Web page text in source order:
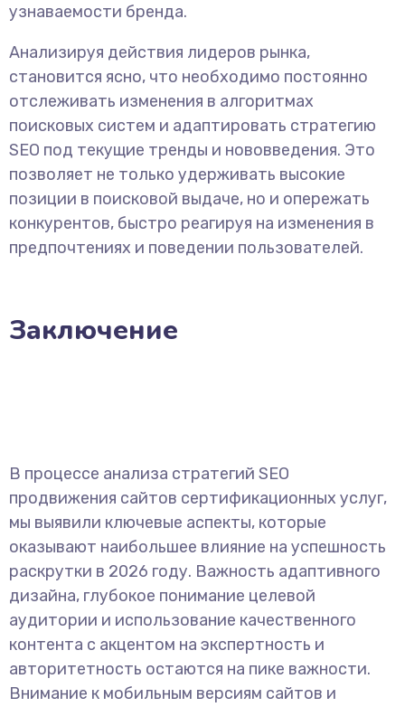
узнаваемости бренда.
Анализируя действия лидеров рынка,
становится ясно, что необходимо постоянно
отслеживать изменения в алгоритмах
поисковых систем и адаптировать стратегию
SEO под текущие тренды и нововведения. Это
позволяет не только удерживать высокие
позиции в поисковой выдаче, но и опережать
конкурентов, быстро реагируя на изменения в
предпочтениях и поведении пользователей.
Заключение
В процессе анализа стратегий SEO
продвижения сайтов сертификационных услуг,
мы выявили ключевые аспекты, которые
оказывают наибольшее влияние на успешность
раскрутки в 2026 году. Важность адаптивного
дизайна, глубокое понимание целевой
аудитории и использование качественного
контента с акцентом на экспертность и
авторитетность остаются на пике важности.
Внимание к мобильным версиям сайтов и